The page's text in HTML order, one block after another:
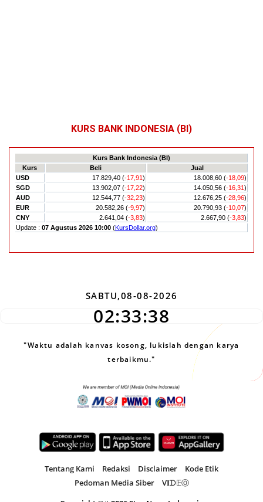
KURS BANK INDONESIA (BI)
SABTU,08-08-2026
02:33:39
"Waktu adalah kanvas kosong, lukislah dengan karya
terbaikmu."
Tentang Kami Redaksi Disclaimer
Kode Etik
Pedoman Media Siber
V𝐈ᗪ𝔼Ⓞ